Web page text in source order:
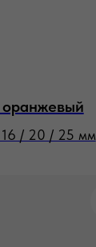
/ 20 / 25 мм